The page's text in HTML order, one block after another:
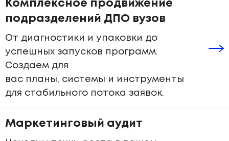
Комплексное продвижение
подразделений ДПО вузов
От диагностики и упаковки до
успешных запусков программ.
Создаем для
вас планы, системы и инструменты
для стабильного потока заявок.
Маркетинговый аудит